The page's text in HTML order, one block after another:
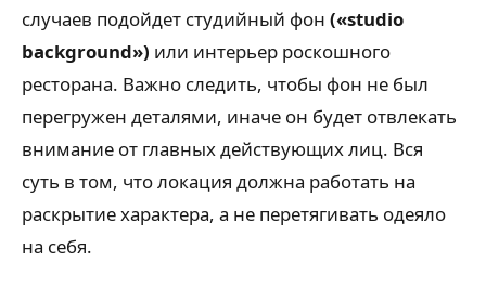
случаев подойдет студийный фон («studio
background») или интерьер роскошного
ресторана. Важно следить, чтобы фон не был
перегружен деталями, иначе он будет отвлекать
внимание от главных действующих лиц. Вся
суть в том, что локация должна работать на
раскрытие характера, а не перетягивать одеяло
на себя.